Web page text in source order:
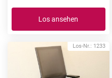
Los ansehen
Los-Nr.: 1233